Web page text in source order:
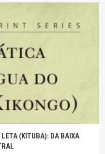
LETA (KITUBA): DA BAIXA